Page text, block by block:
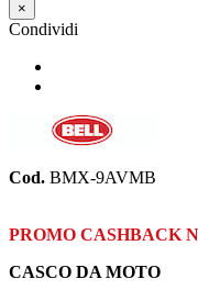
×
Condividi
Cod. BMX-9AVMB
PROMO CASHBACK
CASCO DA MOTO